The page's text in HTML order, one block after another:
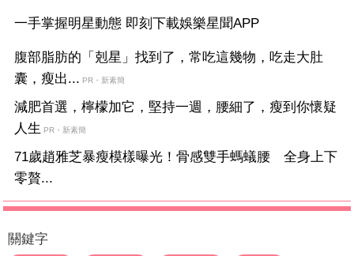
一手掌握明星動態 即刻下載娛樂星聞APP
腹部脂肪的「剋星」找到了，常吃這幾物，吃走大肚
囊，瘦出... PR・新素簡
減肥首選，檸檬加它，堅持一週，腰細了，瘦到你懷疑
人生 PR・新素簡
71歲趙雅芝暴瘦模樣曝光！骨感雙手螞蟻腰 全身上下
零贅...
關鍵字